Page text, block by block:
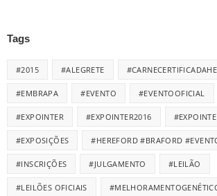
Tags
#2015 #ALEGRETE
#EMBRAPA #EVENTO #EVENTOOFICIAL
#EXPOINTER #EXPOINTER2016
#EXPOSIÇÕES #HEREFORD #BRAFORD
#INSCRIÇÕES #JULGAMENTO #LEILÃO
#LEILÕES OFICIAIS